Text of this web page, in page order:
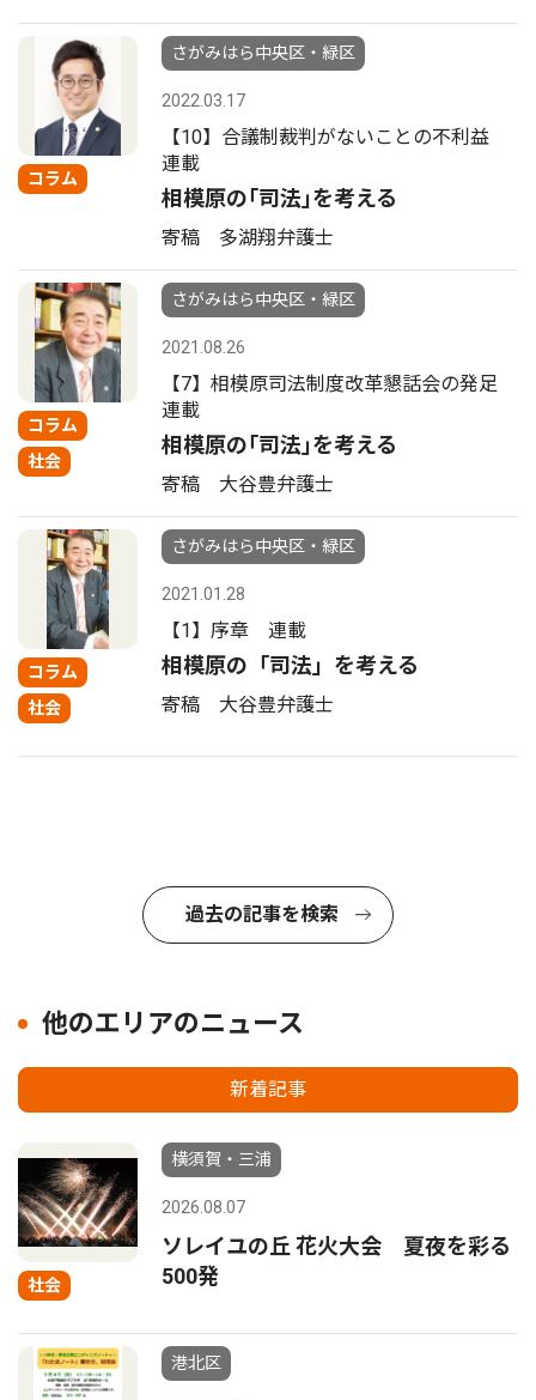
コラム
さがみはら中央区・緑区
2022.03.17
【10】合議制裁判がないことの不利益
連載
相模原の｢司法｣を考える
寄稿 多湖翔弁護士
コラム
社会
さがみはら中央区・緑区
2021.08.26
【7】相模原司法制度改革懇話会の発足
連載
相模原の｢司法｣を考える
寄稿 大谷豊弁護士
コラム
社会
さがみはら中央区・緑区
2021.01.28
【1】序章 連載
相模原の「司法」を考える
寄稿 大谷豊弁護士
過去の記事を検索
他のエリアのニュース
新着記事
社会
横須賀・三浦
2026.08.07
ソレイユの丘 花火大会 夏夜を彩る
500発
港北区